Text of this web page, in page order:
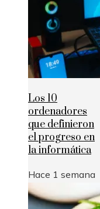
Los 10
ordenadores
que definieron
el progreso en
la informática
Hace 1 semana